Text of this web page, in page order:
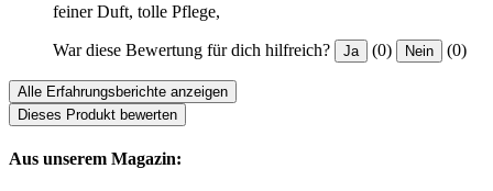
feiner Duft, tolle Pflege,
War diese Bewertung für dich hilfreich? Ja (0) Nein (0)
Alle Erfahrungsberichte anzeigen
Dieses Produkt bewerten
Aus unserem Magazin: